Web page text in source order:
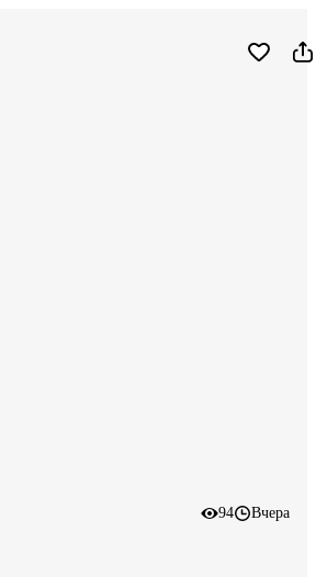
94 Вчера